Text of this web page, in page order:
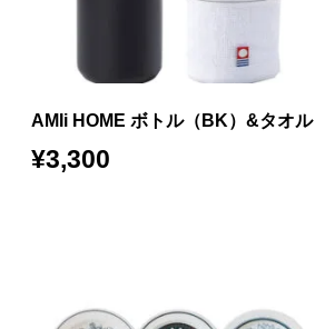
AMIi HOME ボトル（BK）&タオル
¥3,300